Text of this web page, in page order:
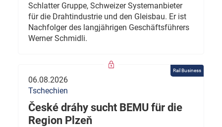
Schlatter Gruppe, Schweizer Systemanbieter
für die Drahtindustrie und den Gleisbau. Er ist
Nachfolger des langjährigen Geschäftsführers
Werner Schmidli.
Rail Business
06.08.2026
Tschechien
České dráhy sucht BEMU für die
Region Plzeň